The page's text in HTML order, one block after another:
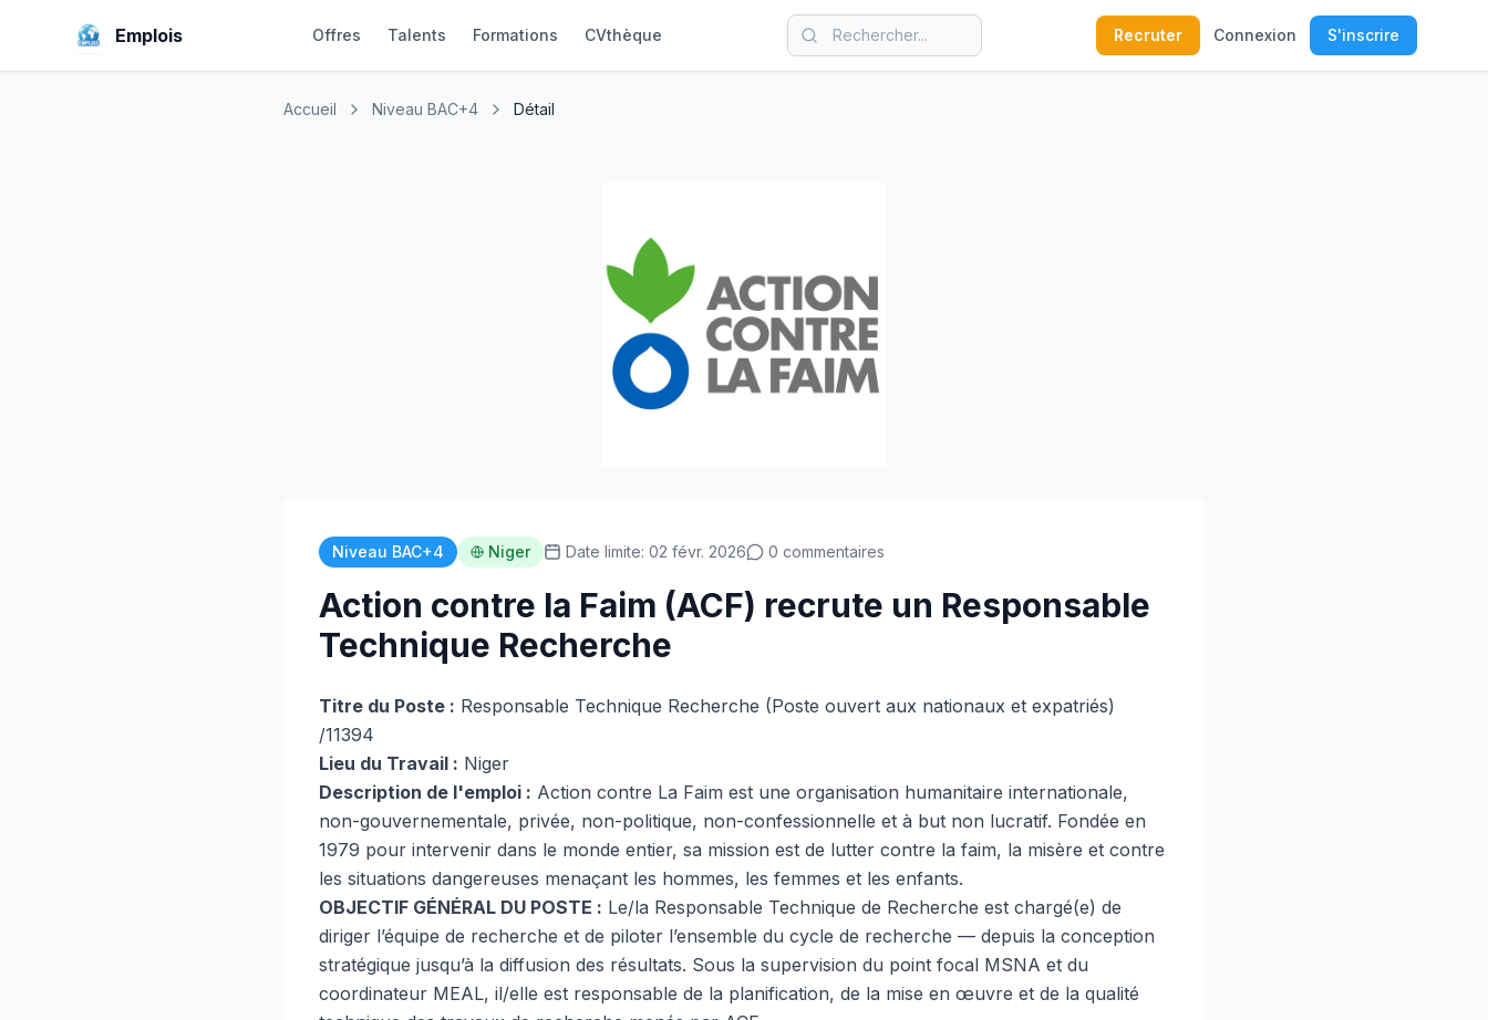
Emplois Offres Talents Formations CVthèque Recruter Connexion S'inscrire
Accueil Niveau BAC+4 Détail
Niveau BAC+4 Niger Date limite: 02 févr. 2026 0 commentaires
Action contre la Faim (ACF) recrute un Responsable
Technique Recherche
Titre du Poste : Responsable Technique Recherche (Poste ouvert aux nationaux et expatriés)
/11394
Lieu du Travail : Niger
Description de l'emploi : Action contre La Faim est une organisation humanitaire internationale,
non-gouvernementale, privée, non-politique, non-confessionnelle et à but non lucratif. Fondée en
1979 pour intervenir dans le monde entier, sa mission est de lutter contre la faim, la misère et contre
les situations dangereuses menaçant les hommes, les femmes et les enfants.
OBJECTIF GÉNÉRAL DU POSTE : Le/la Responsable Technique de Recherche est chargé(e) de
diriger l’équipe de recherche et de piloter l’ensemble du cycle de recherche — depuis la conception
stratégique jusqu’à la diffusion des résultats. Sous la supervision du point focal MSNA et du
coordinateur MEAL, il/elle est responsable de la planification, de la mise en œuvre et de la qualité